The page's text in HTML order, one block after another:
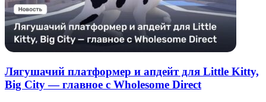
Лягушачий платформер и апдейт для Little Kitty,
Big City — главное с Wholesome Direct